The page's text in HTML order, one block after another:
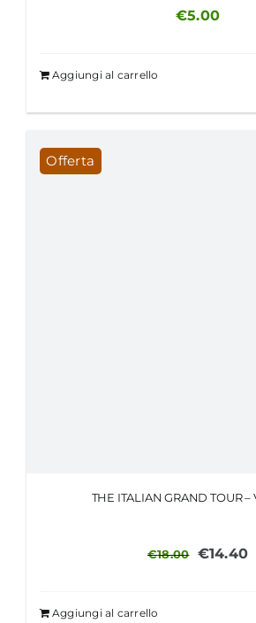
€5.00
Aggiungi al carrello
Offerta
THE ITALIAN GRAND TOUR –
€18.00
Il
€14.40Il
Aggiungi al carrello